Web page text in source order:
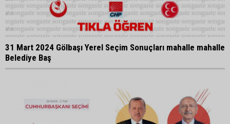
31 Mart 2024 Gölbaşı Yerel Seçim Sonuçları mahalle mahalle
Belediye Baş